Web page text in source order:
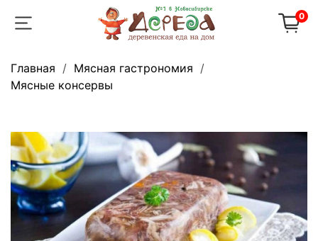
0
Главная
Мясная гастрономия
Мясные консервы